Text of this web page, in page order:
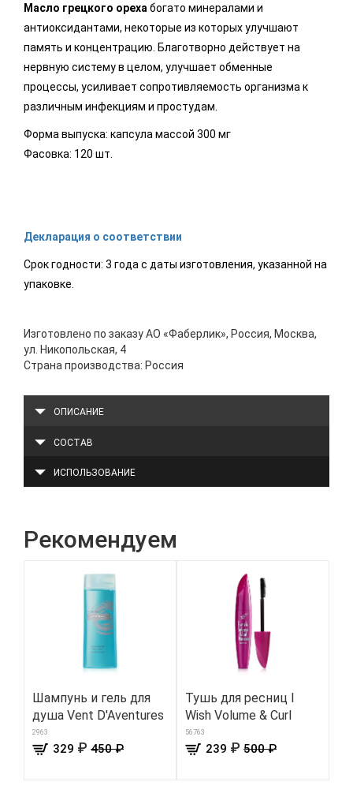
Масло грецкого орехабогато минералами и
антиоксидантами, некоторые из которых улучшают
память и концентрацию. Благотворно действует на
нервную систему в целом, улучшает обменные
процессы, усиливает сопротивляемость организма к
различным инфекциям и простудам.
Форма выпуска: капсула массой 300 мг
Фасовка: 120 шт.
Декларация о соответствии
Срок годности: 3 года с даты изготовления, указанной на
упаковке.
Изготовлено по заказу АО «Фаберлик», Россия, Москва,
ул. Никопольская, 4
Страна производства: Россия
ОПИСАНИЕ
СОСТАВ
ИСПОЛЬЗОВАНИЕ
Рекомендуем
Шампунь и гель для
душа Vent D'Aventures
2963
329 ₽ 450 ₽
Тушь для ресниц I
Wish Volume & Curl
56763
239 ₽ 500 ₽